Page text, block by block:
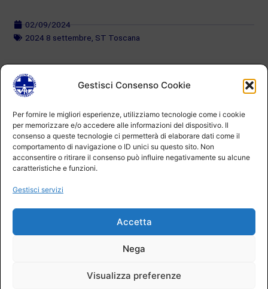
Gestisci Consenso Cookie
Per fornire le migliori esperienze, utilizziamo tecnologie come i cookie
per memorizzare e/o accedere alle informazioni del dispositivo. Il
consenso a queste tecnologie ci permetterà di elaborare dati come il
comportamento di navigazione o ID unici su questo sito. Non
acconsentire o ritirare il consenso può influire negativamente su alcune
caratteristiche e funzioni.
Gestisci servizi
Accetta
Nega
Visualizza preferenze
02/09/2024
2024 8 settembre, ST Toscana